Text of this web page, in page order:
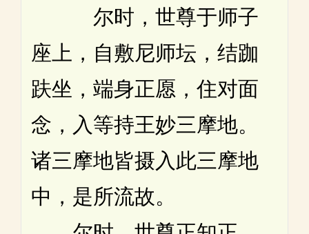
尔时，世尊于师子
座上，自敷尼师坛，结跏
趺坐，端身正愿，住对面
念，入等持王妙三摩地。
诸三摩地皆摄入此三摩地
中，是所流故。